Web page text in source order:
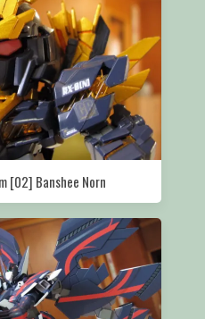
[02] Banshee Norn